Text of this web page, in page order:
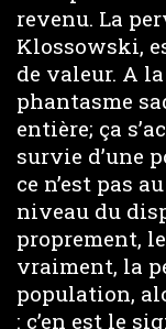
revenu. La
Klossowski,
de valeur. A
phantasme
entière; ça
survie d’une
ce n’est pas
niveau du
proprement,
vraiment, la
population,
: c’en est le